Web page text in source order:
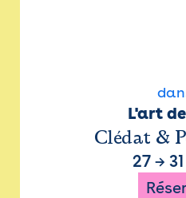
L'art
Clédat &
27 →